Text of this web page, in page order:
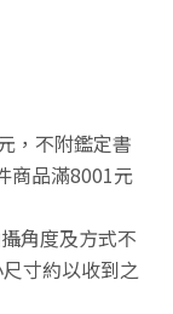
，不附鑑定書
商品滿8001元
角度及方式不
寸約以收到之